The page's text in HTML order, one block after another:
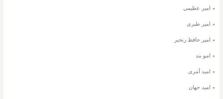
امیر عظیمی
امیر طبری
امیر حافظ رنجبر
امو بند
امید آمری
امید جهان